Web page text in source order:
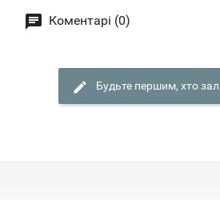
Коментарі (0)
Будьте першим, хто